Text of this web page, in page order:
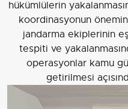
hükümlülerin
koordinasyonun
jandarma ekiplerinin
tespiti ve
operasyonlar kamu
getirilmesi